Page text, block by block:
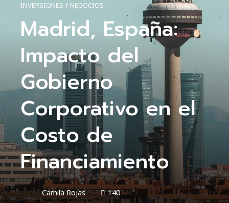
INVERSIONES Y NEGOCIOS
Madrid, España:
Impacto del
Gobierno
Corporativo en el
Costo de
Financiamiento
Camila Rojas 140